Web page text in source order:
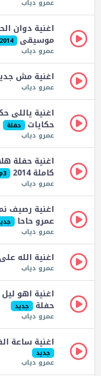
عمرو دياب
اغنية دوان
موسيقى 2014
عمرو دياب
اغنية مش
عمرو دياب
اغنية ياللى
حكايات حفلة
عمرو دياب
اغنية حفلة
كاملة 2014
عمرو دياب
عمرو حاحا
عمرو دياب
اغنية الله
عمرو دياب
اغنية اهو
حفلة جديد
عمرو دياب
اغنية ساعة
جديد
عمرو دياب